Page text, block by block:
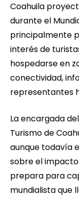
Coahuila
durante el
principalmente
interés de
hospedarse en
conectividad,
representantes
La encargada
Turismo de
aunque todavía
sobre el
prepara para
mundialista que